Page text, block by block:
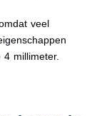
veel
millimeter.